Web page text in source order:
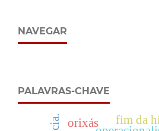
NAVEGAR
PALAVRAS-CHAVE
fim da
orixás